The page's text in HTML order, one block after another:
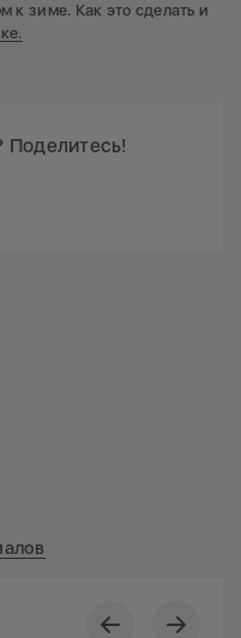
к зиме. Как это сделать и
Поделитесь!